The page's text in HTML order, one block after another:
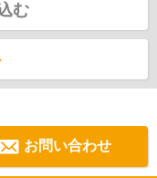
む
お問い合わせ